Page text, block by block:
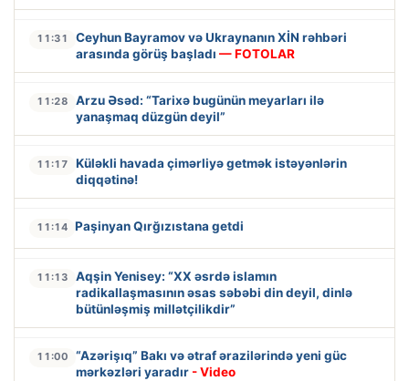
11:31
Ceyhun Bayramov və Ukraynanın XİN rəhbəri
arasında görüş başladı — FOTOLAR
11:28
Arzu Əsəd: “Tarixə bugünün meyarları ilə
yanaşmaq düzgün deyil”
11:17
Küləkli havada çimərliyə getmək istəyənlərin
diqqətinə!
11:14 Paşinyan Qırğızıstana getdi
11:13
Aqşin Yenisey: “XX əsrdə islamın
radikallaşmasının əsas səbəbi din deyil, dinlə
bütünləşmiş millətçilikdir”
11:00
“Azərişıq” Bakı və ətraf ərazilərində yeni güc
mərkəzləri yaradır - Video